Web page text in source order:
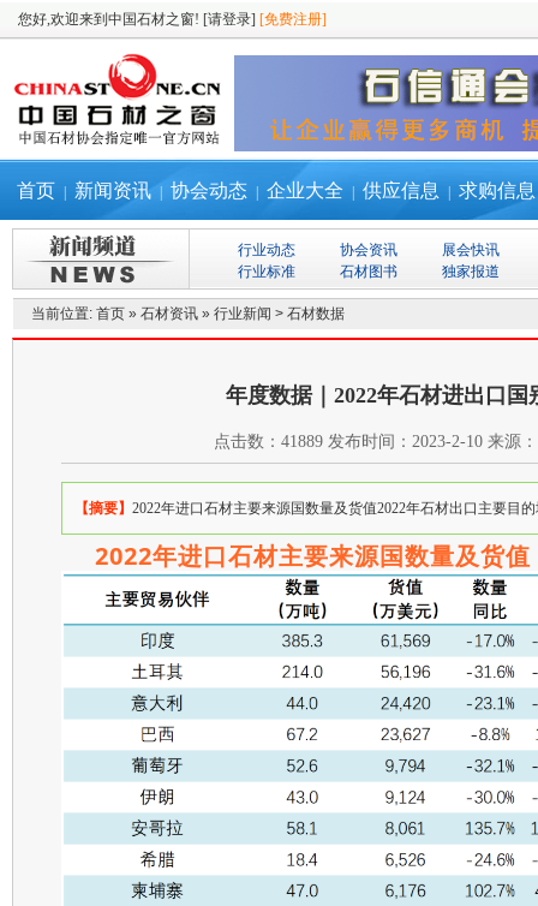
您好,欢迎来到中国石材之窗! [请登录] [免费注册]
首页 新闻资讯 协会动态 企业大全 供应信息 求购信息
行业动态 协会资讯
展会快讯
行业标准
石材图书 独家报道
当前位置: 首页 » 石材资讯 » 行业新闻 > 石材数据
年度数据｜2022年石材进出口国
点击数： 41889 发布时间： 2023-2-10 来源：
【摘要】 2022年进口石材主要来源国数量及货值2022年石材出口主要目
2022年进口石材主要来源国数量及货值